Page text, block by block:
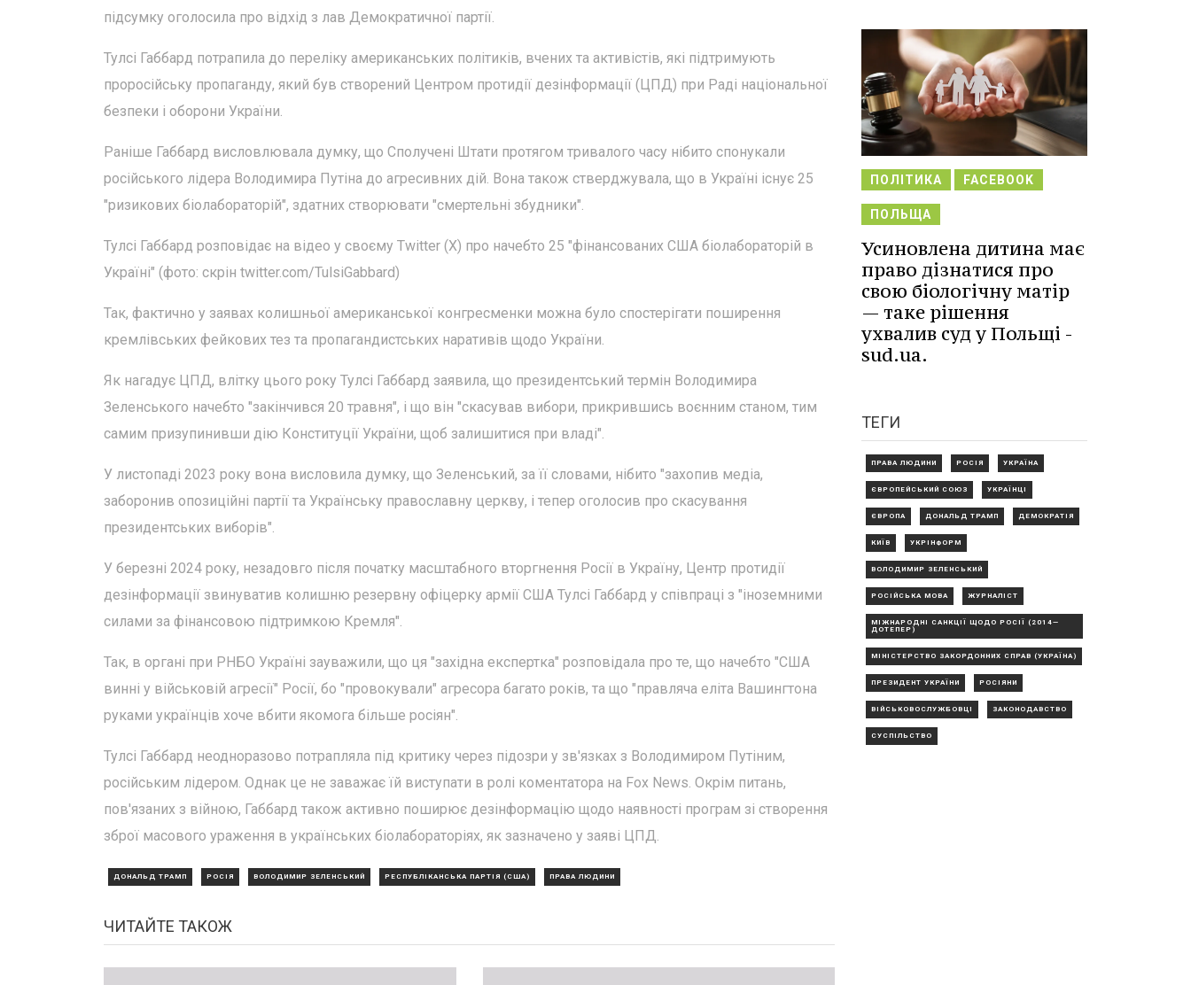
підсумку оголосила про відхід з лав Демократичної партії.
Тулсі Габбард потрапила до переліку американських політиків, вчених та активістів, які підтримують
проросійську пропаганду, який був створений Центром протидії дезінформації (ЦПД) при Раді національної
безпеки і оборони України.
Раніше Габбард висловлювала думку, що Сполучені Штати протягом тривалого часу нібито спонукали
російського лідера Володимира Путіна до агресивних дій. Вона також стверджувала, що в Україні існує 25
"ризикових біолабораторій", здатних створювати "смертельні збудники".
Тулсі Габбард розповідає на відео у своєму Twitter (X) про начебто 25 "фінансованих США біолабораторій в
Україні" (фото: скрін twitter.com/TulsiGabbard)
Так, фактично у заявах колишньої американської конгресменки можна було спостерігати поширення
кремлівських фейкових тез та пропагандистських наративів щодо України.
Як нагадує ЦПД, влітку цього року Тулсі Габбард заявила, що президентський термін Володимира
Зеленського начебто "закінчився 20 травня", і що він "скасував вибори, прикрившись воєнним станом, тим
самим призупинивши дію Конституції України, щоб залишитися при владі".
У листопаді 2023 року вона висловила думку, що Зеленський, за її словами, нібито "захопив медіа,
заборонив опозиційні партії та Українську православну церкву, і тепер оголосив про скасування
президентських виборів".
У березні 2024 року, незадовго після початку масштабного вторгнення Росії в Україну, Центр протидії
дезінформації звинуватив колишню резервну офіцерку армії США Тулсі Габбард у співпраці з "іноземними
силами за фінансовою підтримкою Кремля".
Так, в органі при РНБО Україні зауважили, що ця "західна експертка" розповідала про те, що начебто "США
винні у військовій агресії" Росії, бо "провокували" агресора багато років, та що "правляча еліта Вашингтона
руками українців хоче вбити якомога більше росіян".
Тулсі Габбард неодноразово потрапляла під критику через підозри у зв'язках з Володимиром Путіним,
російським лідером. Однак це не заважає їй виступати в ролі коментатора на Fox News. Окрім питань,
пов'язаних з війною, Габбард також активно поширює дезінформацію щодо наявності програм зі створення
зброї масового ураження в українських біолабораторіях, як зазначено у заяві ЦПД.
ДОНАЛЬД ТРАМП РОСІЯ ВОЛОДИМИР ЗЕЛЕНСЬКИЙ РЕСПУБЛІКАНСЬКА ПАРТІЯ (США) ПРАВА ЛЮДИНИ
ЧИТАЙТЕ ТАКОЖ
ПОЛІТИКА FACEBOOK
ПОЛЬЩА
Усиновлена дитина має
право дізнатися про
свою біологічну матір
— таке рішення
ухвалив суд у Польщі -
sud.ua.
ТЕГИ
ПРАВА ЛЮДИНИ РОСІЯ УКРАЇНА
ЄВРОПЕЙСЬКИЙ СОЮЗ УКРАЇНЦІ
ЄВРОПА ДОНАЛЬД ТРАМП ДЕМОКРАТІЯ
КИЇВ УКРІНФОРМ
ВОЛОДИМИР ЗЕЛЕНСЬКИЙ
РОСІЙСЬКА МОВА ЖУРНАЛІСТ
МІЖНАРОДНІ САНКЦІЇ ЩОДО РОСІЇ (2014—
ДОТЕПЕР)
МІНІСТЕРСТВО ЗАКОРДОННИХ СПРАВ (УКРАЇНА)
ПРЕЗИДЕНТ УКРАЇНИ РОСІЯНИ
ВІЙСЬКОВОСЛУЖБОВЦІ ЗАКОНОДАВСТВО
СУСПІЛЬСТВО